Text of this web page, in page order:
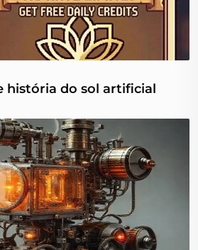
história do sol artificial